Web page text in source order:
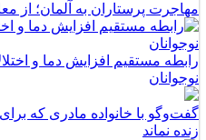
مهاجرت پرستاران به آلمان؛ از
رابطه مستقیم افزایش دما و
نوجوانان
گفت‌وگو با خانواده مادری که
زنده نماند